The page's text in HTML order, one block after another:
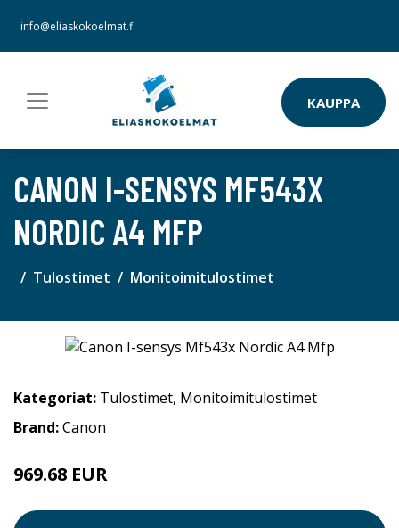
info@eliaskokoelmat.fi
KAUPPA
CANON I-SENSYS MF543X
NORDIC A4 MFP
Tulostimet Monitoimitulostimet
Kategoriat: Tulostimet, Monitoimitulostimet
Brand:Canon
969.68 EUR